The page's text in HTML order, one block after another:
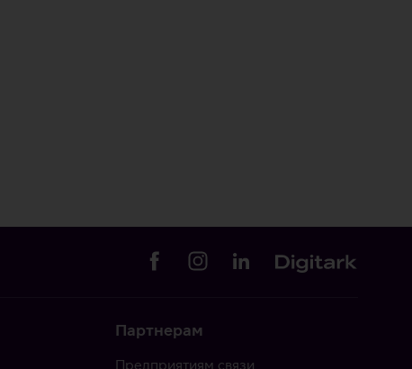
Партнерам
Предприятиям связи